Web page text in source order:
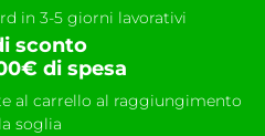
in 3-5 giorni lavorativi
sconto
di spesa
al carrello al raggiungimento
soglia